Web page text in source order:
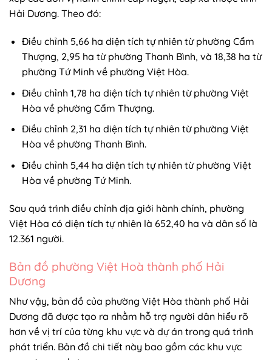
Hải Dương. Theo đó:
Điều chỉnh 5,66 ha diện tích tự nhiên từ phường Cẩm
Thượng, 2,95 ha từ phường Thanh Bình, và 18,38 ha từ
phường Tứ Minh về phường Việt Hòa.
Điều chỉnh 1,78 ha diện tích tự nhiên từ phường Việt
Hòa về phường Cẩm Thượng.
Điều chỉnh 2,31 ha diện tích tự nhiên từ phường Việt
Hòa về phường Thanh Bình.
Điều chỉnh 5,44 ha diện tích tự nhiên từ phường Việt
Hòa về phường Tứ Minh.
Sau quá trình điều chỉnh địa giới hành chính, phường
Việt Hòa có diện tích tự nhiên là 652,40 ha và dân số là
12.361 người.
Bản đồ phường Việt Hoà thành phố Hải
Dương
Như vậy, bản đồ của phường Việt Hòa thành phố Hải
Dương đã được tạo ra nhằm hỗ trợ người dân hiểu rõ
hơn về vị trí của từng khu vực và dự án trong quá trình
phát triển. Bản đồ chi tiết này bao gồm các khu vực